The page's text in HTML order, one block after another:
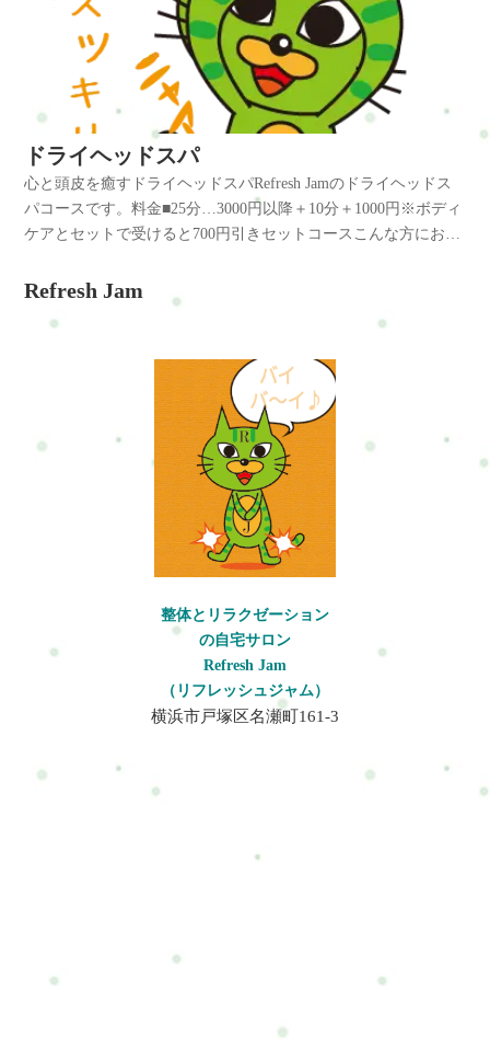
ドライヘッドスパ
心と頭皮を癒すドライヘッドスパRefresh Jamのドライヘッドス
パコースです。料金■25分…3000円以降＋10分＋1000円※ボディ
ケアとセットで受けると700円引きセットコースこんな方にお勧
中力が上がらない◆小顔効果やフェイスリフトアップをした
い。◆ストレスがある、落ち着いてリラックスしたい。◆筋肉
を良くしたい。◆頭痛や歯痛・目の疲れの緩和。凝り固まった
筋肉を緩和し、慢性のコリを和らげ、首、肩、もスッキリした
い。アンチエイジング効果、血液やリンパの流れ改善によるク
マやシワを解消、予防したい方にもお勧め。施術内容ヘッドマ
ッサージジェルの種類を選んでもらいます。手の上で水に変わ
る不思議なジェルを使用します。ドライヘッドスパをおこなっ
た後にその流れで目元眼精疲労に効果のある施術を軽くおこな
います。お顔は直接肌には触れず、タオルガーゼと言う優しい
素材のタオルを顔にかけておこないます。なので、女性の方で
を用意してありますので、髪を整えていくことも可能です。。
※お帰りの際メイクをされる方はご自身のメイクセットをお持
ちください。注意事項タオルがピアスやイヤリングに引っかか
るととても危険なので、施術前に外して頂きます。目の周りも
指圧するので、コンタクトレンズを使用している方は外してき
など髪には何もつけない状態でお願いします。顔はタオルガー
ゼと言う優しい素材のタオルを顔にかけおこないます。化粧崩
しょうじた場合はすぐに言ってください。服装は？楽な服装で
は必要ないけど、今後利用するかもって考えのあなたブックマ
ーク登録やLINE登録をお勧めします(^^)住所：横浜市戸塚区名
Refresh Jam
整体とリラクゼーション
の自宅サロン
Refresh Jam
（リフレッシュジャム）
横浜市戸塚区名瀬町161-3